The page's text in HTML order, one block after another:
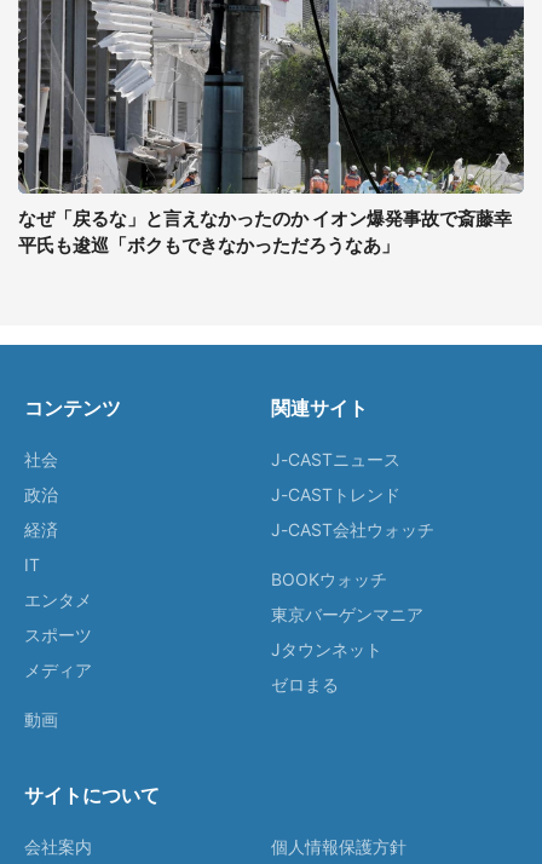
なぜ「戻るな」と言えなかったのか イオン爆発事故で斎藤幸
平氏も逡巡「ボクもできなかっただろうなあ」
コンテンツ
社会
政治
経済
IT
エンタメ
スポーツ
メディア
動画
関連サイト
J-CASTニュース
J-CASTトレンド
J-CAST会社ウォッチ
BOOKウォッチ
東京バーゲンマニア
Jタウンネット
ゼロまる
サイトについて
会社案内
個人情報保護方針